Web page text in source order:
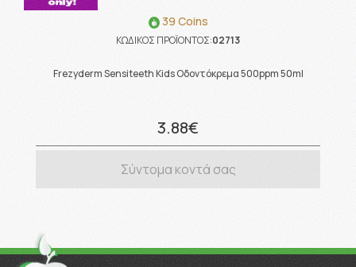
39 Coins
ΚΩΔΙΚΟΣ ΠΡΟΪΟΝΤΟΣ:02713
Frezyderm Sensiteeth Kids Οδοντόκρεμα 500ppm 50ml
3.88€
Σύντομα κοντά σας